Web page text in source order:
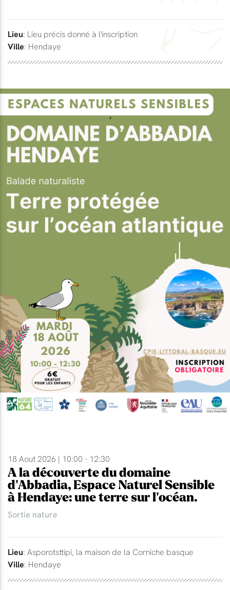
Lieu: Lieu précis donné à l'inscription
Ville: Hendaye
18 Aout 2026 | 10:00 - 12:30
A la découverte du domaine
d'Abbadia, Espace Naturel Sensible
à Hendaye: une terre sur l'océan.
Sortie nature
Lieu: Asporotsttipi, la maison de la Corniche basque
Ville: Hendaye